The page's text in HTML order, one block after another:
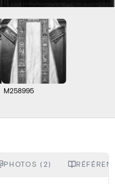
M258995
PHOTOS (2)